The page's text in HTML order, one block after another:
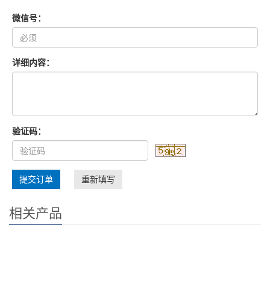
微信号：
详细内容：
验证码：
提交订单 重新填写
相关产品